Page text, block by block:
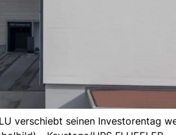
verschiebt seinen Investorentag